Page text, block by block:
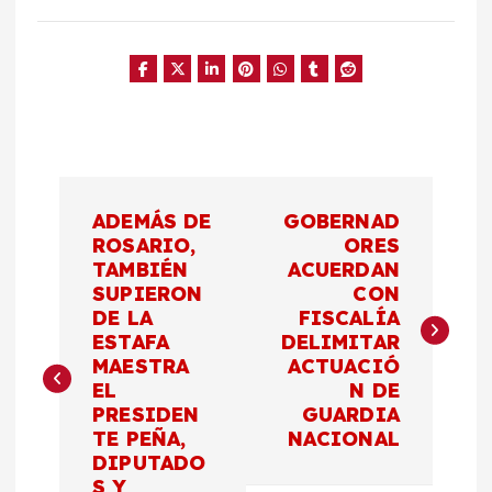
e
ADEMÁS DE
ROSARIO,
TAMBIÉN
SUPIERON
DE LA
ESTAFA
MAESTRA
EL
PRESIDEN
TE PEÑA,
DIPUTADO
S Y
GOBERNAD
ORES
ACUERDAN
CON
FISCALÍA
DELIMITAR
ACTUACIÓ
N DE
GUARDIA
NACIONAL